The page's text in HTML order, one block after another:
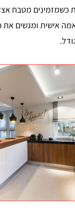
מטבח
אישית ומגשים את